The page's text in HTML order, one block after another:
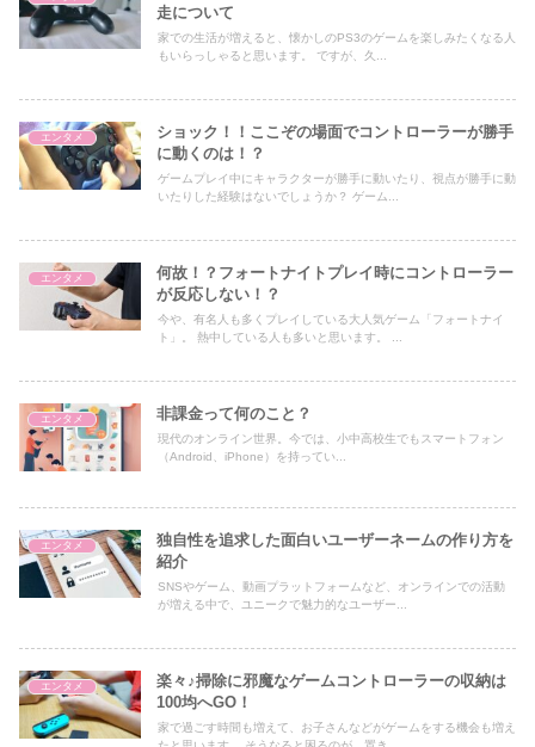
走について
家での生活が増えると、懐かしのPS3のゲームを楽しみたくなる人
もいらっしゃると思います。 ですが、久...
エンタメ
ショック！！ここぞの場面でコントローラーが勝手
に動くのは！？
ゲームプレイ中にキャラクターが勝手に動いたり、視点が勝手に動
いたりした経験はないでしょうか？ ゲーム...
エンタメ
何故！？フォートナイトプレイ時にコントローラー
が反応しない！？
今や、有名人も多くプレイしている大人気ゲーム「フォートナイ
ト」。 熱中している人も多いと思います。 ...
エンタメ 非課金って何のこと？
現代のオンライン世界。今では、小中高校生でもスマートフォン
（Android、iPhone）を持ってい...
エンタメ
独自性を追求した面白いユーザーネームの作り方を
紹介
SNSやゲーム、動画プラットフォームなど、オンラインでの活動
が増える中で、ユニークで魅力的なユーザー...
エンタメ
楽々♪掃除に邪魔なゲームコントローラーの収納は
100均へGO！
家で過ごす時間も増えて、お子さんなどがゲームをする機会も増え